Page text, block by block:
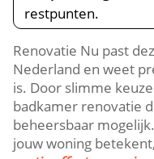
restpunten.​
Renovatie Nu past
Nederland en weet
is.​ Door slimme
badkamer renovatie
beheersbaar
jouw woning